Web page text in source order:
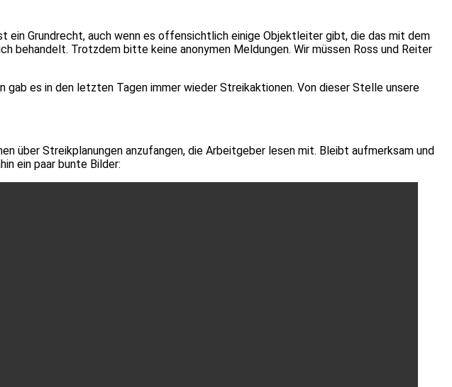
ein Grundrecht, auch wenn es offensichtlich einige Objektleiter gibt, die das mit dem
behandelt. Trotzdem bitte keine anonymen Meldungen. Wir müssen Ross und Reiter
es in den letzten Tagen immer wieder Streikaktionen. Von dieser Stelle unsere
Streikplanungen anzufangen, die Arbeitgeber lesen mit. Bleibt aufmerksam und
ein paar bunte Bilder: